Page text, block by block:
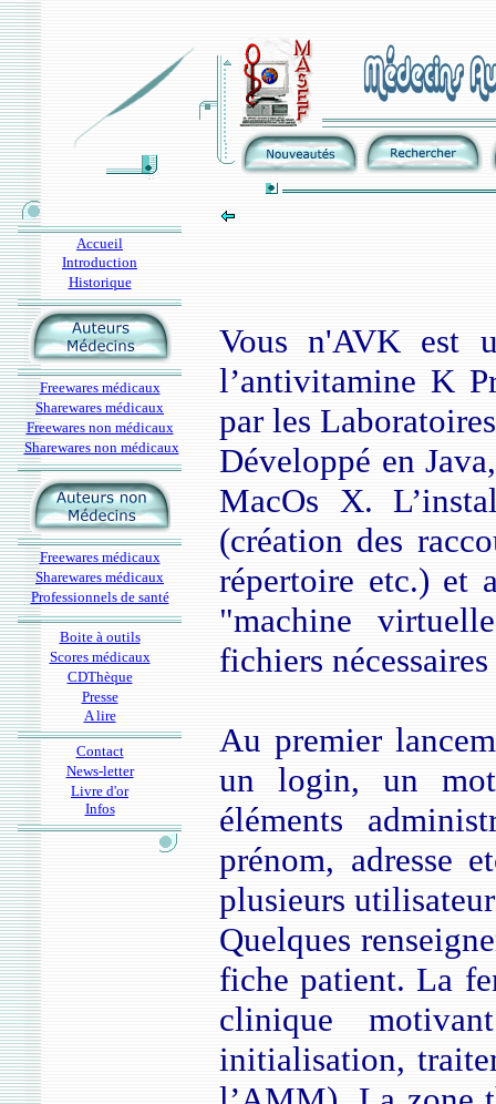
Accueil
Introduction
Historique
Freewares médicaux
Sharewares médicaux
Freewares non médicaux
Sharewares non médicaux
Freewares médicaux
Sharewares médicaux
Professionnels de santé
Boite à outils
Scores médicaux
CDThèque
Presse
A lire
Contact
News-letter
Livre d'or
Infos
Vous n'AVK est
l’antivitamine K
par les
Développé en
MacOs X.
(création des
répertoire etc.) et
"machine
fichiers
Au premier
un login, un mot
éléments
prénom, adresse
plusieurs
Quelques
fiche patient. La
clinique
initialisation,